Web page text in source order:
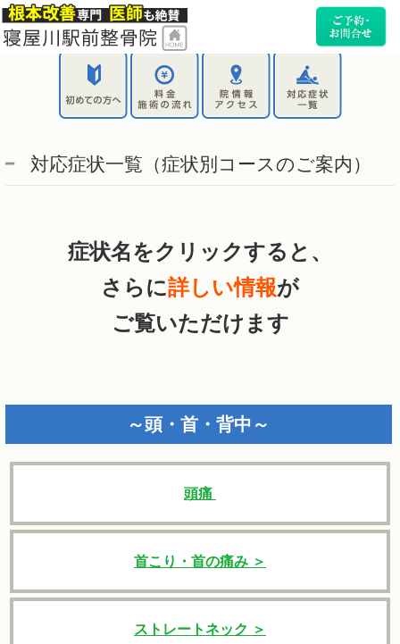
対応症状一覧（症状別コースのご案内）
症状名をクリックすると、
さらに詳しい情報が
ご覧いただけます
～頭・首・背中～
頭痛
首こり・首の痛み ＞
ストレートネック ＞